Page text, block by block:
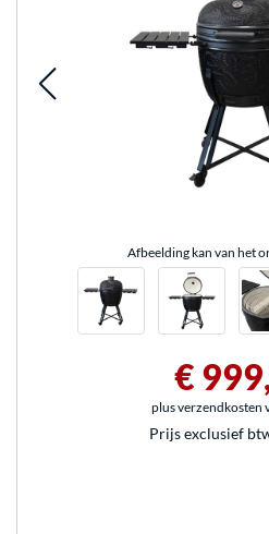
Afbeelding kan van het
€
plus verzendkosten
Prijs exclusief